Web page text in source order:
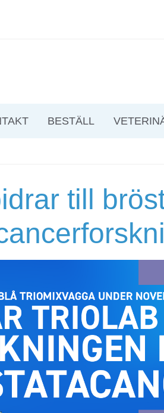
BESTÄLL
till